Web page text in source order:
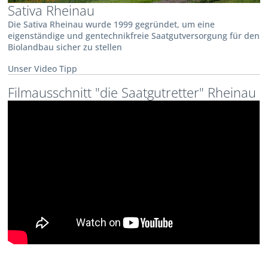
Sativa Rheinau
Die Sativa Rheinau wurde 1999 gegründet, um eine
eigenständige und gentechnikfreie Saatgutversorgung für den
Biolandbau sicher zu stellen
Unser Video Tipp
Filmausschnitt "die Saatgutretter" Rheinau